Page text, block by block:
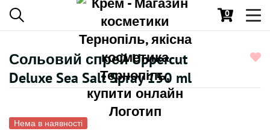
0
Сольовий спрей Uppercut
Deluxe Sea Salt Spray 150 ml
Нема в наявності